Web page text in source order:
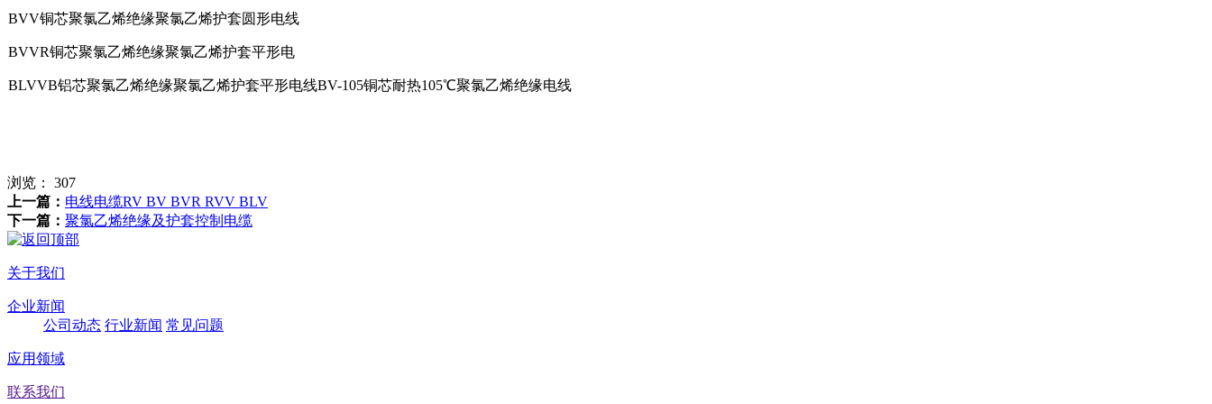
BVV铜芯聚氯乙烯绝缘聚氯乙烯护套圆形电线
BVVR铜芯聚氯乙烯绝缘聚氯乙烯护套平形电
BLVVB铝芯聚氯乙烯绝缘聚氯乙烯护套平形电线BV-105铜芯耐热105℃聚氯乙烯绝缘电线
浏览： 307
上一篇： 电线电缆RV BV BVR RVV BLV
下一篇： 聚氯乙烯绝缘及护套控制电缆
关于我们
企业新闻
公司动态 行业新闻 常见问题
应用领域
联系我们